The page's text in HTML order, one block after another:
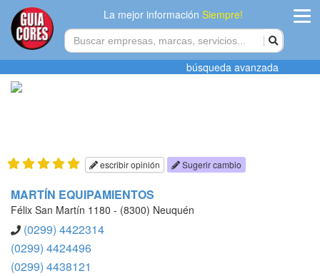
La mejor informaciónSiempre!
Agregar
búsqueda avanzada
escribir opinión Sugerir cambio
MARTÍN EQUIPAMIENTOS
Félix San Martín 1180 - (8300) Neuquén
(0299) 4422314
(0299) 4424496
(0299) 4438121